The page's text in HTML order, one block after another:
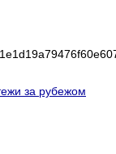
за рубежом